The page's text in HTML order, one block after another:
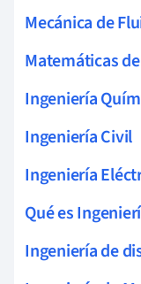
Mecánica de
Matemáticas
Ingeniería
Ingeniería Civil
Ingeniería
Qué es
Ingeniería de